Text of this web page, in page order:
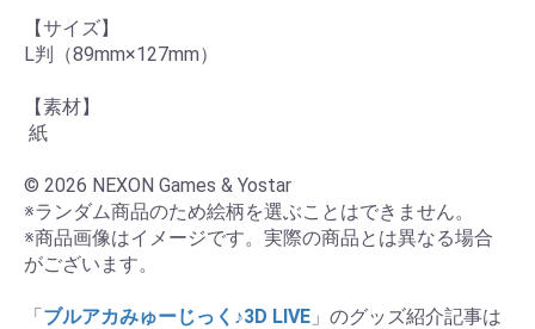
【サイズ】
L判（89mm×127mm）
【素材】
© 2026 NEXON Games & Yostar
※ランダム商品のため絵柄を選ぶことはできません。
※商品画像はイメージです。実際の商品とは異なる場合
がございます。
「ブルアカみゅーじっく♪3D LIVE 」のグッズ紹介記事は